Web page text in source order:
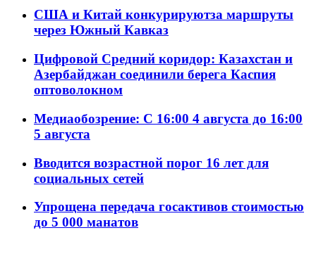
США и Китай конкурируютза маршруты
через Южный Кавказ
Цифровой Средний коридор: Казахстан и
Азербайджан соединили берега Каспия
оптоволокном
Медиаобозрение: С 16:00 4 августа до 16:00
5 августа
Вводится возрастной порог 16 лет для
социальных сетей
Упрощена передача госактивов стоимостью
до 5 000 манатов